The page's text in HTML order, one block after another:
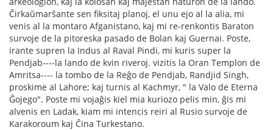
Ĉirkaŭmarŝante sen fiksitaj planoj, el unu ejo al la alia, mi
venis al la montaro Afganistano, kaj mi re-renkontis Baraton
survoje de la pitoreska pasado de Bolan kaj Guernai. Poste,
irante supren la Indus al Raval Pindi, mi kuris super la
Pendjab----la lando de kvin riveroj. vizitis la Oran Templon de
Amritsa---- la tombo de la Reĝo de Pendjab, Randjid Singh,
proskime al Lahore; kaj turnis al Kachmyr, " la Valo de Eterna
Ĝojego". Poste mi vojaĝis kiel mia kuriozo pelis min, ĝis mi
alvenis en Ladak, kiam mi intencis reiri al Rusio survoje de
Karakoroum kaj Ĉina Turkestano.